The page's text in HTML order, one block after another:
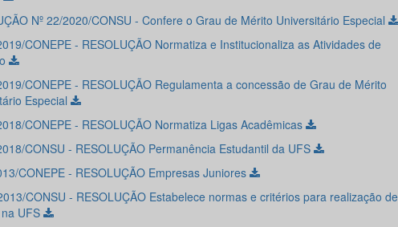
Nº 22/2020/CONSU - Confere o Grau de Mérito Universitário Especial
CONEPE - RESOLUÇÃO Normatiza e Institucionaliza as Atividades de
CONEPE - RESOLUÇÃO Regulamenta a concessão de Grau de Mérito
Especial
CONEPE - RESOLUÇÃO Normatiza Ligas Acadêmicas
CONSU - RESOLUÇÃO Permanência Estudantil da UFS
CONEPE - RESOLUÇÃO Empresas Juniores
CONSU - RESOLUÇÃO Estabelece normas e critérios para realização de
UFS